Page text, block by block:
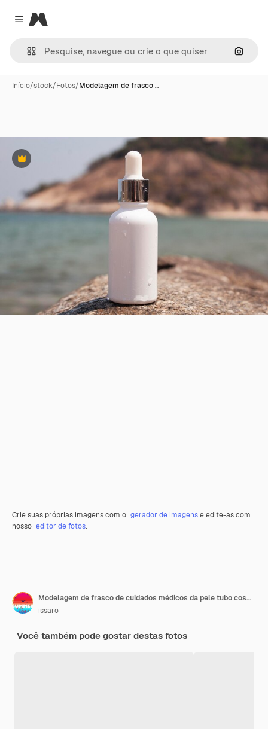
Close menu
Magnific
Início/stock/Fotos/Modelagem de frasco …
Premium
Crie suas próprias imagens com o gerador de imagense edite-as com
nosso editor de fotos.
Modelagem de frasco de cuidados médicos da pele tubo cosmético de beleza maquiagem tratamento facial limpador de rosto
issaro
Você também pode gostar destas fotos